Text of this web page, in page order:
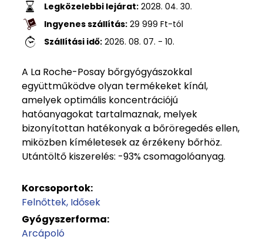
Legközelebbi lejárat: 2028. 04. 30.
Ingyenes szállítás: 29 999 Ft-tól
Szállítási idő: 2026. 08. 07. - 10.
A La Roche-Posay bőrgyógyászokkal
együttműködve olyan termékeket kínál,
amelyek optimális koncentrációjú
hatóanyagokat tartalmaznak, melyek
bizonyítottan hatékonyak a bőröregedés ellen,
miközben kíméletesek az érzékeny bőrhöz.
Utántöltő kiszerelés: -93% csomagolóanyag.
Korcsoportok:
Felnőttek Idősek
Gyógyszerforma:
Arcápoló